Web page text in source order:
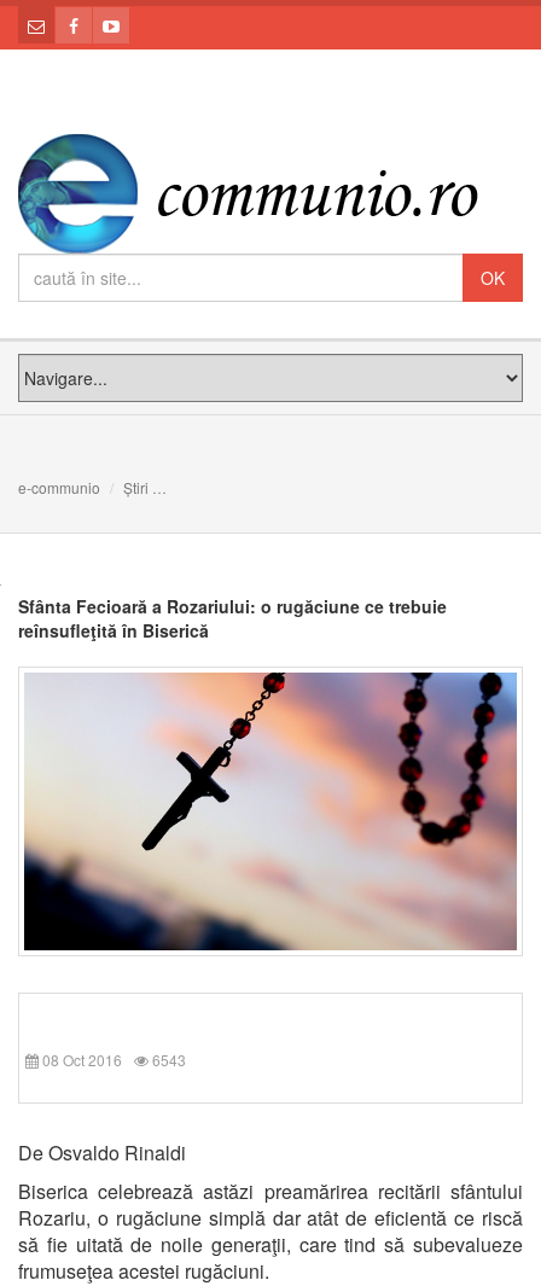
e-communio Știri
Sfânta Fecioară a Rozariului: o rugăciune ce trebuie
reînsufleţită în Biserică
08 Oct 2016 6543
De Osvaldo Rinaldi
Biserica celebrează astăzi preamărirea recitării sfântului
Rozariu, o rugăciune simplă dar atât de eficientă ce riscă
să fie uitată de noile generaţii, care tind să subevalueze
frumuseţea acestei rugăciuni.